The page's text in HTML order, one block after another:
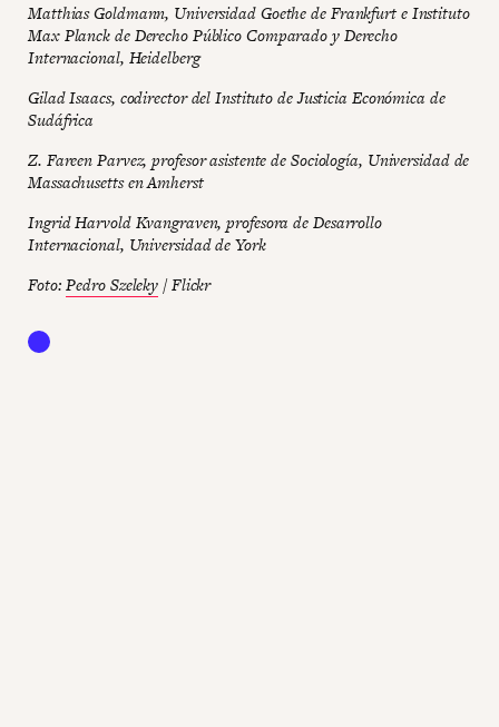
Matthias Goldmann, Universidad Goethe de Frankfurt e Instituto
Max Planck de Derecho Público Comparado y Derecho
Internacional, Heidelberg
Gilad Isaacs, codirector del Instituto de Justicia Económica de
Sudáfrica
Z. Fareen Parvez, profesor asistente de Sociología, Universidad de
Massachusetts en Amherst
Ingrid Harvold Kvangraven, profesora de Desarrollo
Internacional, Universidad de York
Foto:Pedro Szeleky / Flickr